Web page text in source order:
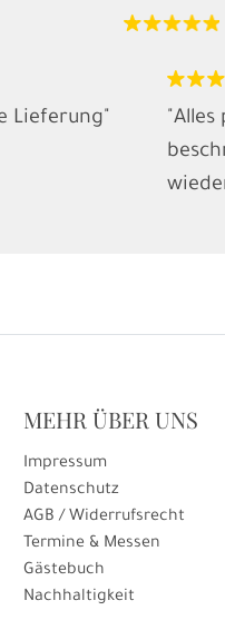
Lieferung"
MEHR ÜBER UNS
Impressum
Datenschutz
AGB / Widerrufsrecht
Termine & Messen
Gästebuch
Nachhaltigkeit